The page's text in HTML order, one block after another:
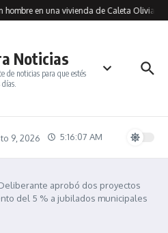
en una vivienda de Caleta Olivia:
Noticias
de noticias para que estés
9, 2026 5:16:07 AM
aprobó dos proyectos
del 5 % a jubilados municipales